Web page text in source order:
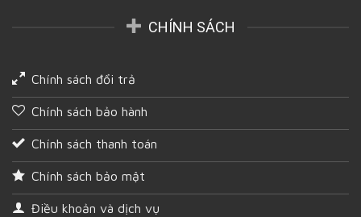
CHÍNH SÁCH
Chính sách đổi trả
Chính sách bảo hành
Chính sách thanh toán
Chính sách bảo mật
Điều khoản và dịch vụ